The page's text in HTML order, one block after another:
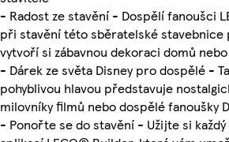
- Radost ze stavění - Dospělí fanoušci
při stavění této sběratelské
vytvoří si zábavnou dekoraci domů
- Dárek ze světa Disney pro dospělé -
pohyblivou hlavou představuje
milovníky filmů nebo dospělé fanoušky
- Ponořte se do stavění - Užijte si